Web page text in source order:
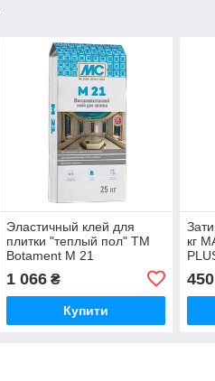
Эластичный клей для
плитки "теплый пол" ТМ
Botament M 21
1 066₴
Купити
кг
450